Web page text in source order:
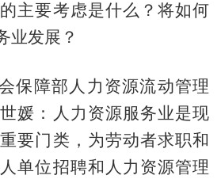
主要考虑是什么？将如何
业发展？
保障部人力资源流动管理
媛：人力资源服务业是现
要门类，为劳动者求职和
单位招聘和人力资源管理